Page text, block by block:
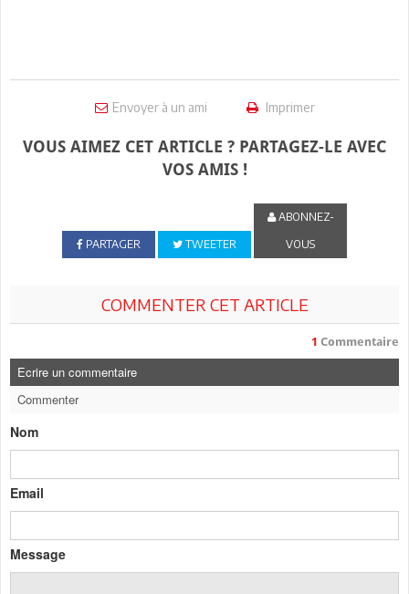
Envoyer à un ami Imprimer
VOUS AIMEZ CET ARTICLE ? PARTAGEZ-LE AVEC
VOS AMIS !
PARTAGER TWEETER
ABONNEZ-
VOUS
COMMENTER CET ARTICLE
1 Commentaire
Ecrire un commentaire
Commenter
Nom
Email
Message